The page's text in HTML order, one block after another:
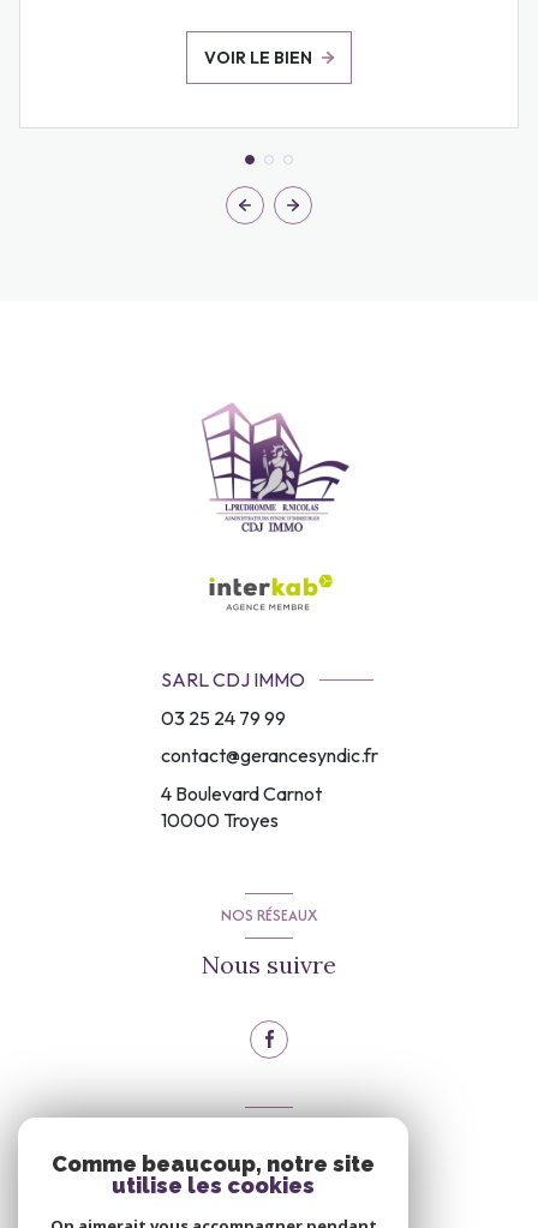
VOIR LE BIEN
SARL CDJ IMMO
03 25 24 79 99
contact@gerancesyndic.fr
4 Boulevard Carnot
10000 Troyes
NOS RÉSEAUX
Nous suivre
Espace propriétaire
Comme beaucoup, notre site
utilise les cookies